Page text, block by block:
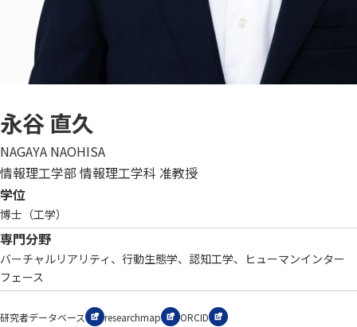
永谷 直久
NAGAYA NAOHISA
情報理工学部 情報理工学科 准教授
学位
博士（工学）
専門分野
バーチャルリアリティ、行動生態学、認知工学、ヒューマンインター
フェース
研究者データベース researchmap ORCID